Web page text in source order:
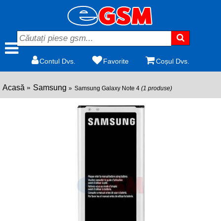
Contul Dvs. Favorite Coșul Dvs.
Acasă Samsung Samsung Galaxy Note 4 (1 produse)